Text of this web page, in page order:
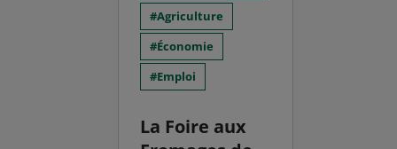
Agriculture
Économie
Emploi
La Foire aux